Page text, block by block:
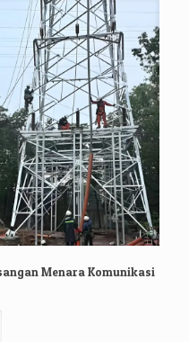
Menara Komunikasi